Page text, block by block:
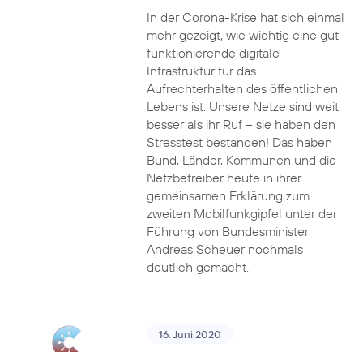
In der Corona-Krise hat sich einmal
mehr gezeigt, wie wichtig eine gut
funktionierende digitale
Infrastruktur für das
Aufrechterhalten des öffentlichen
Lebens ist. Unsere Netze sind weit
besser als ihr Ruf – sie haben den
Stresstest bestanden! Das haben
Bund, Länder, Kommunen und die
Netzbetreiber heute in ihrer
gemeinsamen Erklärung zum
zweiten Mobilfunkgipfel unter der
Führung von Bundesminister
Andreas Scheuer nochmals
deutlich gemacht.
16. Juni 2020